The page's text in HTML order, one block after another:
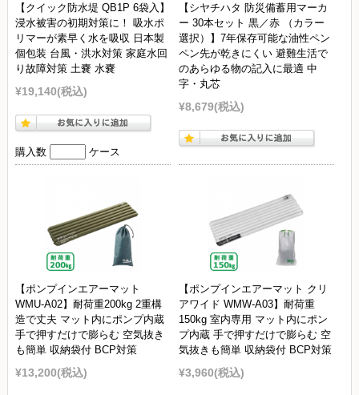
【クイック防水堤 QB1P 6袋入】
浸水被害の初期対策に！ 吸水ポ
リマーが素早く水を吸収 日本製
個包装 台風・洪水対策 家庭水回
り故障対策 土嚢 水嚢
¥19,140(税込)
購入数 ケース
【シヤチハタ 防災備蓄用マーカ
ー 30本セット 黒／赤 （カラー
選択）】7年保存可能な油性ペン
ペン先が乾きにくい 避難生活で
のあらゆる物の記入に最適 中
字・丸芯
¥8,679(税込)
【ポンプインエアーマット
WMU-A02】耐荷重200kg 2重構
造で丈夫 マット内にポンプ内蔵
手で押すだけで膨らむ 空気抜き
も簡単 収納袋付 BCP対策
¥13,200(税込)
【ポンプインエアーマット クリ
アワイド WMW-A03】耐荷重
150kg 室内専用 マット内にポン
プ内蔵 手で押すだけで膨らむ 空
気抜きも簡単 収納袋付 BCP対策
¥3,960(税込)